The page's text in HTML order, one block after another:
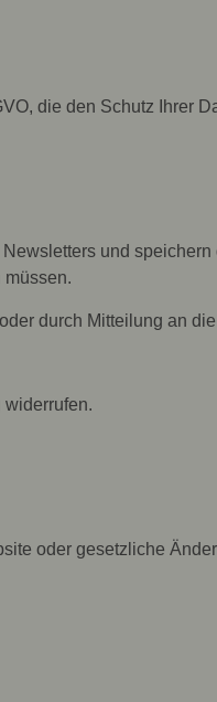
die den Schutz Ihrer
und
müssen.
durch Mitteilung an
oder gesetzliche